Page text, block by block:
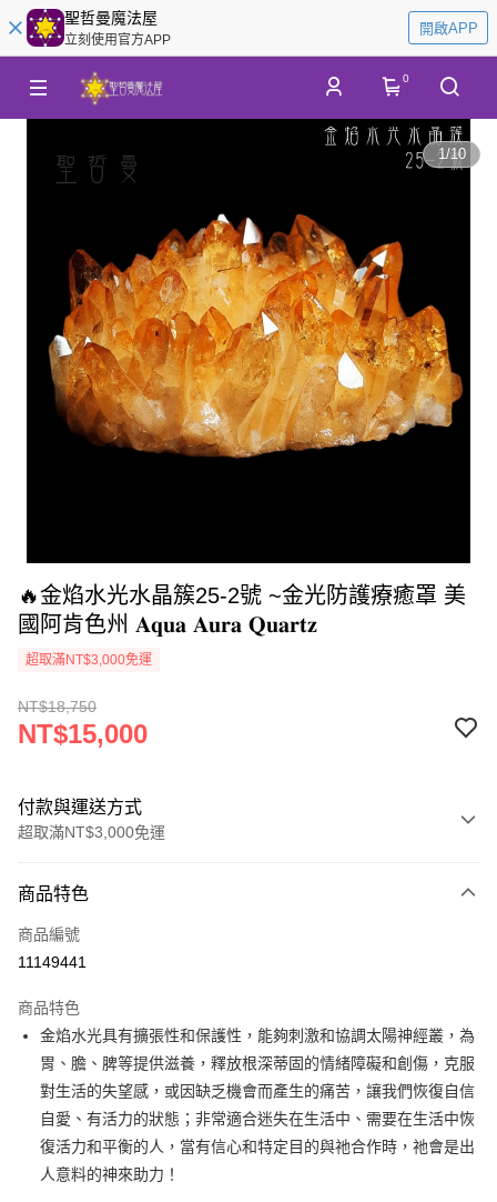
聖哲曼魔法屋
立刻使用官方APP
開啟APP
0
1/10
🔥金焰水光水晶簇25-2號 ~金光防護療癒罩 美
國阿肯色州 𝐀𝐪𝐮𝐚 𝐀𝐮𝐫𝐚 𝐐𝐮𝐚𝐫𝐭𝐳
超取滿NT$3,000免運
NT$18,750
NT$15,000
付款與運送方式
超取滿NT$3,000免運
信用卡一次付款
超商取貨付款
Apple Pay
街口支付
悠遊付
ATM付款
商品特色
商品編號
11149441
商品特色
金焰水光具有擴張性和保護性，能夠刺激和協調太陽神經叢，為
胃、膽、脾等提供滋養，釋放根深蒂固的情緒障礙和創傷，克服
對生活的失望感，或因缺乏機會而產生的痛苦，讓我們恢復自信
自愛、有活力的狀態；非常適合迷失在生活中、需要在生活中恢
復活力和平衡的人，當有信心和特定目的與祂合作時，祂會是出
人意料的神來助力！